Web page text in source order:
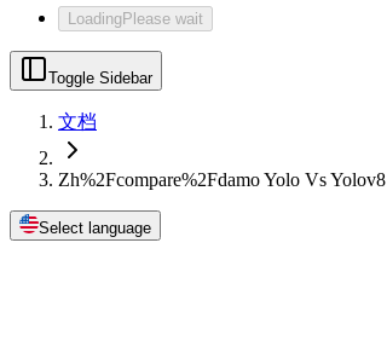
LoadingPlease wait
Toggle Sidebar
文档
Zh%2Fcompare%2Fdamo Yolo Vs Yolov8
Select language